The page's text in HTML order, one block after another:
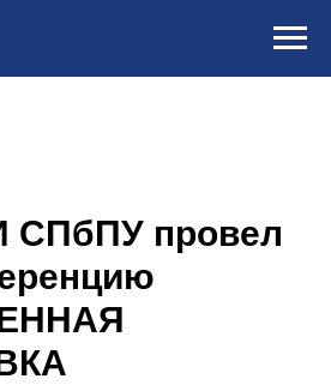
СПбПУ провел